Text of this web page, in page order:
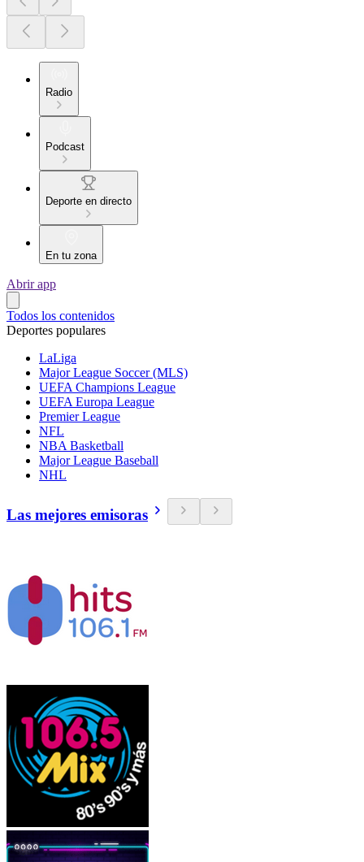
Radio
Podcast
Deporte en directo
En tu zona
Abrir app
Todos los contenidos
Deportes populares
LaLiga
Major League Soccer (MLS)
UEFA Champions League
UEFA Europa League
Premier League
NFL
NBA Basketball
Major League Baseball
NHL
Las mejores emisoras